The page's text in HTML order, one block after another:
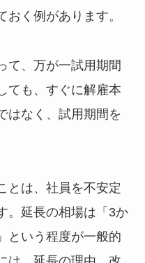
く例があります。
て、万が一試用期間
ても、すぐに解雇本
はなく、試用期間を
とは、社員を不安定
。延長の相場は「3か
という程度が一般的